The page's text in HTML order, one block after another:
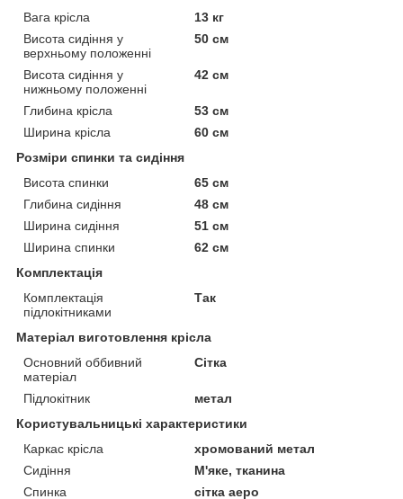
Вага крісла
13 кг
Висота сидіння у
верхньому положенні
50 см
Висота сидіння у
нижньому положенні
42 см
Глибина крісла
53 см
Ширина крісла
60 см
Розміри спинки та сидіння
Висота спинки
65 см
Глибина сидіння
48 см
Ширина сидіння
51 см
Ширина спинки
62 см
Комплектація
Комплектація
підлокітниками
Так
Матеріал виготовлення крісла
Основний оббивний
матеріал
Сітка
Підлокітник
метал
Користувальницькі характеристики
Каркас крісла
хромований метал
Сидіння
М'яке, тканина
Спинка
сітка аеро